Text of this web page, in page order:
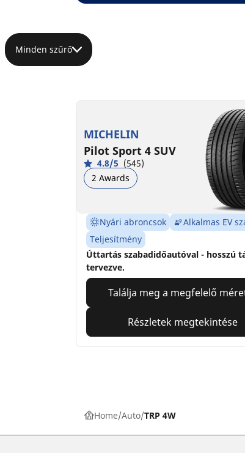
Minden szűrő
MICHELIN
Pilot Sport 4 SUV
4.8/5 (545)
2 Awards
Nyári abroncsok
Alkalmas EV
Teljesítmény
Úttartás szabadidőautóval - hosszú
tervezve.
Találja meg a megfelelő
Részletek megtekintése
Home Auto TRP 4W